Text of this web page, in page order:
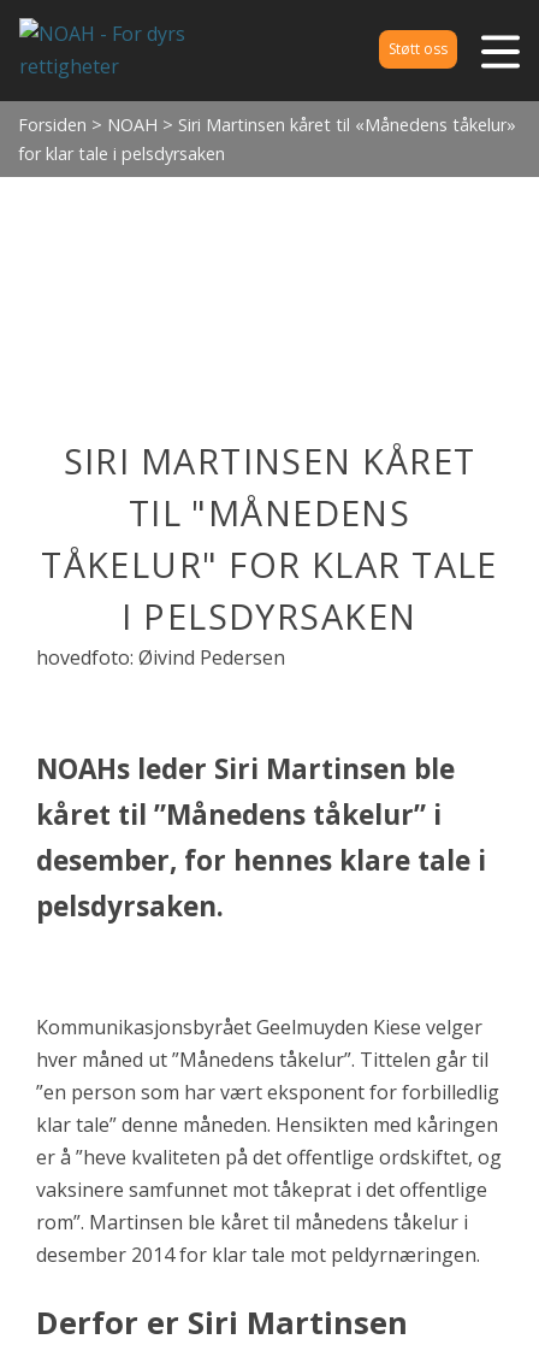
Støtt oss
Forsiden > NOAH > Siri Martinsen kåret til «Månedens tåkelur»
for klar tale i pelsdyrsaken
SIRI MARTINSEN KÅRET
TIL "MÅNEDENS
TÅKELUR" FOR KLAR TALE
I PELSDYRSAKEN
hovedfoto: Øivind Pedersen
NOAHs leder Siri Martinsen ble
kåret til ”Månedens tåkelur” i
desember, for hennes klare tale i
pelsdyrsaken.
Kommunikasjonsbyrået Geelmuyden Kiese velger
hver måned ut ”Månedens tåkelur”. Tittelen går til
”en person som har vært eksponent for forbilledlig
klar tale” denne måneden. Hensikten med kåringen
er å ”heve kvaliteten på det offentlige ordskiftet, og
vaksinere samfunnet mot tåkeprat i det offentlige
rom”. Martinsen ble kåret til månedens tåkelur i
desember 2014 for klar tale mot peldyrnæringen.
Derfor er Siri Martinsen